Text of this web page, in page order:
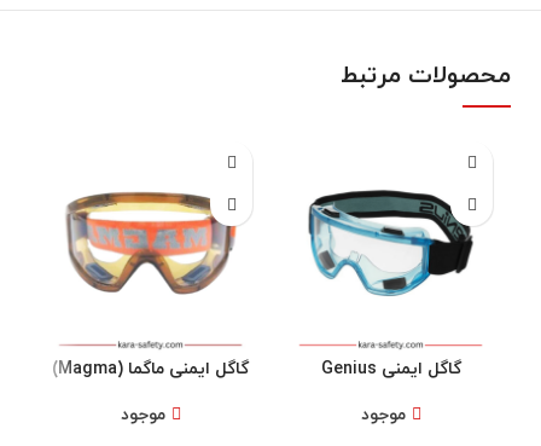
محصولات مرتبط
گاگل ایمنی Genius
موجود
گاگل ایمنی ماگما (Magma)
موجود